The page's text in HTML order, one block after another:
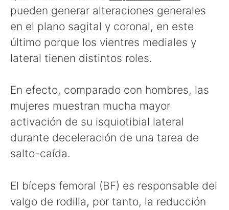
pueden generar alteraciones generales
en el plano sagital y coronal, en este
último porque los vientres mediales y
lateral tienen distintos roles.
En efecto, comparado con hombres, las
mujeres muestran mucha mayor
activación de su isquiotibial lateral
durante deceleración de una tarea de
salto-caída.
El bíceps femoral (BF) es responsable del
valgo de rodilla, por tanto, la reducción